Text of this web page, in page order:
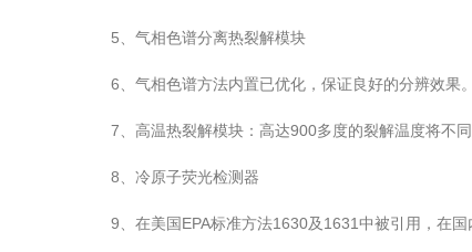
5、气相色谱分离热裂解模块
6、气相色谱方法内置已优化，保证良好的分辨效果
7、高温热裂解模块：高达900多度的裂解温度将不同
8、冷原子荧光检测器
9、在美国EPA标准方法1630及1631中被引用，在国